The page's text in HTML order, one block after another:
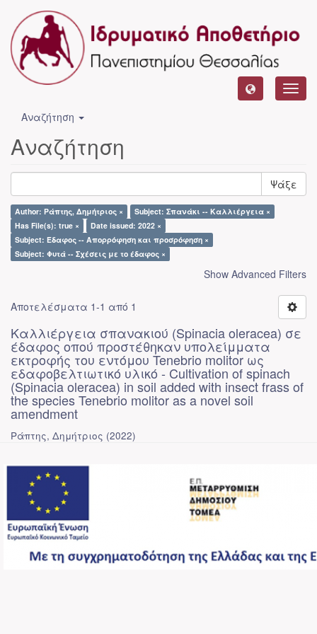
Αναζήτηση
Αναζήτηση
Ψάξε
Author: Ράπτης, Δημήτριος ×
Subject: Σπανάκι -- Καλλιέργεια ×
Has File(s): true ×
Date issued: 2022 ×
Subject: Έδαφος -- Απορρόφηση και προσρόφηση ×
Subject: Φυτά -- Σχέσεις με το έδαφος ×
Show Advanced Filters
Αποτελέσματα 1-1 από 1
Καλλιέργεια σπανακιού (Spinacia oleracea) σε
έδαφος οπού προστέθηκαν υπολείμματα
εκτροφής του εντόμου Tenebrio molitor ως
εδαφοβελτιωτικό υλικό - Cultivation of spinach
(Spinacia oleracea) in soil added with insect frass of
the species Tenebrio molitor as a novel soil
amendment
Ράπτης, Δημήτριος (2022)